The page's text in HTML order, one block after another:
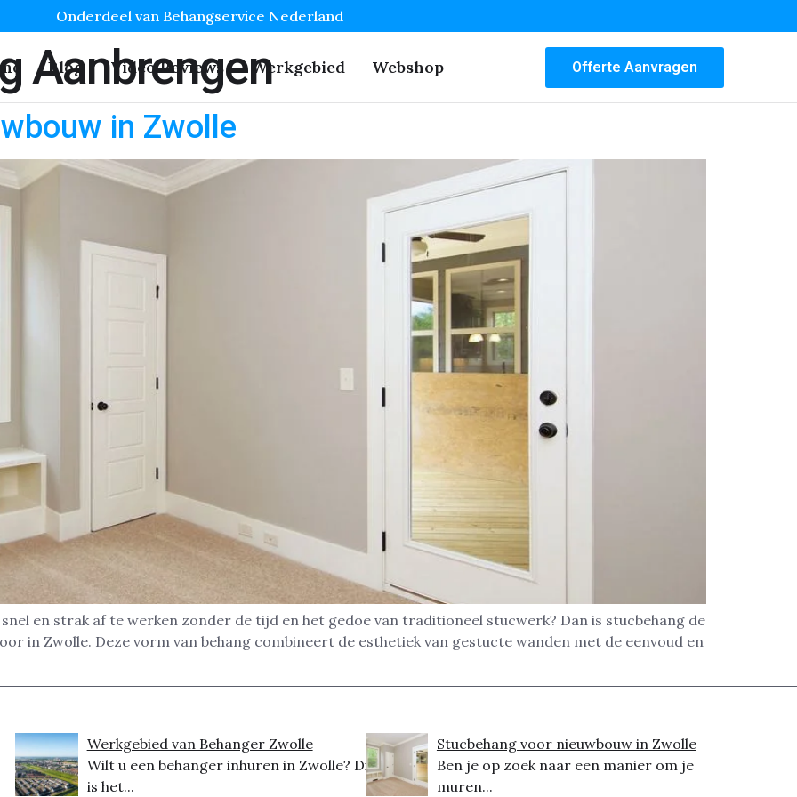
Onderdeel van Behangservice Nederland
Blog Video Reviews Werkgebied Webshop Offerte Aanvragen
Aanbrengen
in Zwolle
en strak af te werken zonder de tijd en het gedoe van traditioneel stucwerk? Dan is stucbehang de
in Zwolle. Deze vorm van behang combineert de esthetiek van gestucte wanden met de eenvoud en
Werkgebied van Behanger Zwolle
Wilt u een behanger inhuren in Zwolle? Dit
is het...
Stucbehang voor nieuwbouw in Zwolle
Ben je op zoek naar een manier om je
muren...